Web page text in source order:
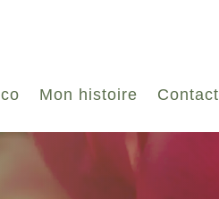
Mon histoire Contact